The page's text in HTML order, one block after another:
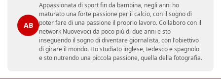
AB
Appassionata di sport fin da bambina, negli anni ho
maturato una forte passione per il calcio, con il sogno di
poter fare di una passione il proprio lavoro. Collaboro con il
network Nuovevoci da poco più di due anni e sto
inseguendo il sogno di diventare giornalista, con l'obiettivo
di girare il mondo. Ho studiato inglese, tedesco e spagnolo
e sto nutrendo una piccola passione, quella della fotografia.